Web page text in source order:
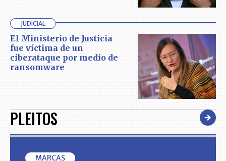
JUDICIAL
El Ministerio de Justicia
fue víctima de un
ciberataque por medio de
ransomware
PLEITOS
MARCAS